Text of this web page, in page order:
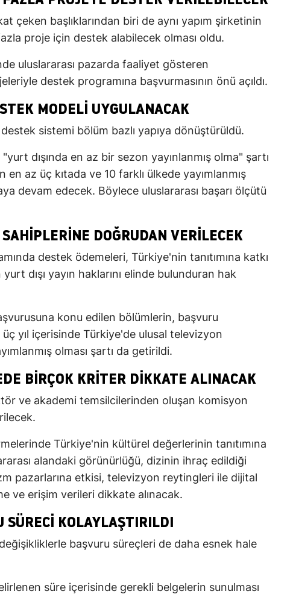
çeken başlıklarından biri de aynı yapım şirketinin
proje için destek alabilecek olması oldu.
uluslararası pazarda faaliyet gösteren
destek programına başvurmasının önü açıldı.
MODELI UYGULANACAK
sistemi bölüm bazlı yapıya dönüştürüldü.
dışında en az bir sezon yayınlanmış olma" şartı
en az üç kıtada ve 10 farklı ülkede yayımlanmış
devam edecek. Böylece uluslararası başarı ölçütü
DOĞRUDAN VERILECEK
destek ödemeleri, Türkiye'nin tanıtımına katkı
dışı yayın haklarını elinde bulunduran hak
konu edilen bölümlerin, başvuru
yıl içerisinde Türkiye'de ulusal televizyon
olması şartı da getirildi.
BIRÇOK KRITER DIKKATE ALINACAK
ve akademi temsilcilerinden oluşan komisyon
Türkiye'nin kültürel değerlerinin tanıtımına
alandaki görünürlüğü, dizinin ihraç edildiği
pazarlarına etkisi, televizyon reytingleri ile dijital
ve erişim verileri dikkate alınacak.
SÜRECI KOLAYLAŞTIRILDI
başvuru süreçleri de daha esnek hale
süre içerisinde gerekli belgelerin sunulması